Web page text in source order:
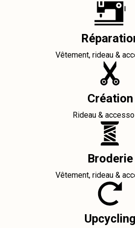
Vêtement, rideau &
Création
Rideau &
Broderie
Vêtement, rideau &
Upcycling